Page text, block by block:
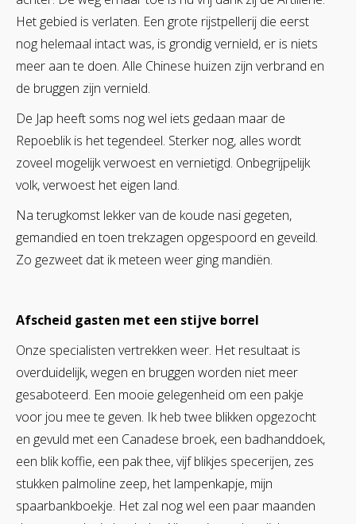
Het gebied is verlaten. Een grote rijstpellerij die eerst
nog helemaal intact was, is grondig vernield, er is niets
meer aan te doen. Alle Chinese huizen zijn verbrand en
de bruggen zijn vernield.
De Jap heeft soms nog wel iets gedaan maar de
Repoeblik is het tegendeel. Sterker nog, alles wordt
zoveel mogelijk verwoest en vernietigd. Onbegrijpelijk
volk, verwoest het eigen land.
Na terugkomst lekker van de koude nasi gegeten,
gemandied en toen trekzagen opgespoord en geveild.
Zo gezweet dat ik meteen weer ging mandiën.
Afscheid gasten met een stijve borrel
Onze specialisten vertrekken weer. Het resultaat is
overduidelijk, wegen en bruggen worden niet meer
gesaboteerd. Een mooie gelegenheid om een pakje
voor jou mee te geven. Ik heb twee blikken opgezocht
en gevuld met een Canadese broek, een badhanddoek,
een blik koffie, een pak thee, vijf blikjes specerijen, zes
stukken palmoline zeep, het lampenkapje, mijn
spaarbankboekje. Het zal nog wel een paar maanden